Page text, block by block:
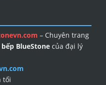
– Chuyên trang
BlueStone của đại lý
tối